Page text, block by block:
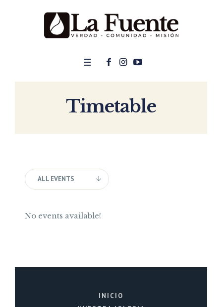
Timetable
ALL EVENTS
No events available!
INICIO